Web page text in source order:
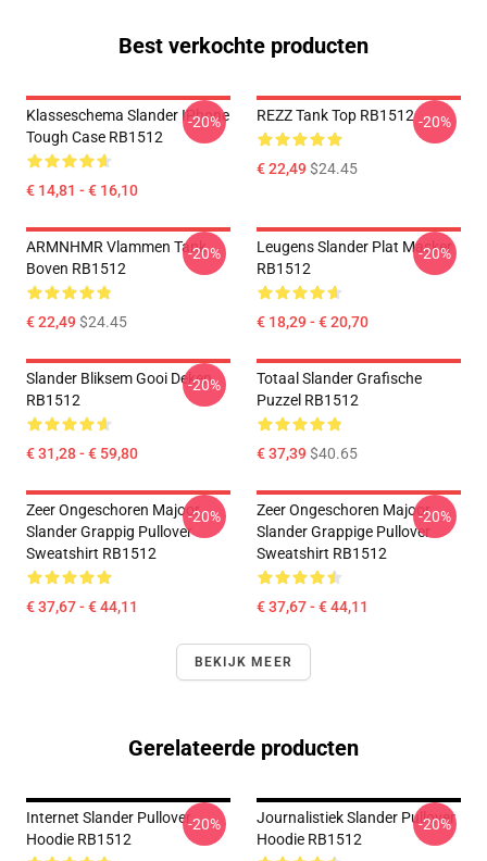
Best verkochte producten
Klasseschema Slander IPhone
Tough Case RB1512
€ 14,81 - € 16,10
-20% REZZ Tank Top RB1512
€ 22,49$24.45
-20%
ARMNHMR Vlammen Tank
Boven RB1512
€ 22,49$24.45
-20%
Leugens Slander Plat Masker
RB1512
€ 18,29 - € 20,70
-20%
Slander Bliksem Gooi Deken
RB1512
€ 31,28 - € 59,80
-20%
Totaal Slander Grafische
Puzzel RB1512
€ 37,39$40.65
Zeer Ongeschoren Majoor
Slander Grappig Pullover
Sweatshirt RB1512
€ 37,67 - € 44,11
-20%
Zeer Ongeschoren Majoor
Slander Grappige Pullover
Sweatshirt RB1512
€ 37,67 - € 44,11
-20%
BEKIJK MEER
Gerelateerde producten
Internet Slander Pullover
Hoodie RB1512
-20%
Journalistiek Slander Pullover
Hoodie RB1512
-20%